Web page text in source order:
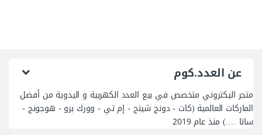
عن العدد.كوم
متجر اليكتروني متخصص في بيع العدد الكهربية و اليدوية من أفضل
الماركات العالمية (كات - دونج شينج - إم تي - وورك برو - هوجونج -
ساتا ….) منذ عام 2019